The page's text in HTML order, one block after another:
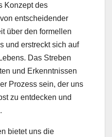
Konzept des
entscheidender
über den formellen
und erstreckt sich auf
Das Streben
und Erkenntnissen
Prozess sein, der uns
zu entdecken und
bietet uns die